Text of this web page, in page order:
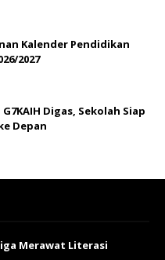
Kalender Pendidikan
2027
Digas, Sekolah Siap
Depan
Merawat Literasi